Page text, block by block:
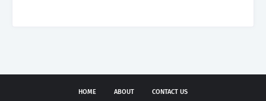
HOME ABOUT CONTACT US